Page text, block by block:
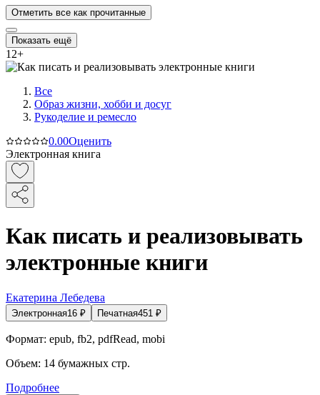
Отметить все как прочитанные
Показать ещё
12+
Все
Образ жизни, хобби и досуг
Рукоделие и ремесло
0.00Оценить
Электронная книга
Как писать и реализовывать
электронные книги
Екатерина Лебедева
Электронная16 ₽ Печатная451 ₽
Формат: epub, fb2, pdfRead, mobi
Объем: 14 бумажных стр.
Подробнее